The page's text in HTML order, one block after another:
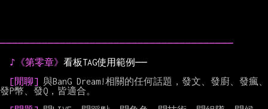
───────────────────────────────────────
♪《第零章》 看板TAG使用範例──
[閒聊] 與BanG Dream!相關的任何話題，發文、發廚、發瘋、
發P幣、發Q，皆適合。